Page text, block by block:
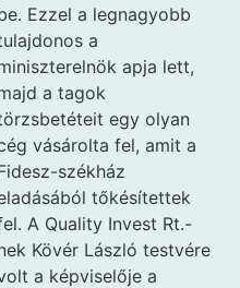
Ezzel a legnagyobb
a
apja lett,
a tagok
egy olyan
vásárolta fel, amit a
székház
tőkésítettek
A Quality Invest Rt.-
Kövér László testvére
a képviselője a